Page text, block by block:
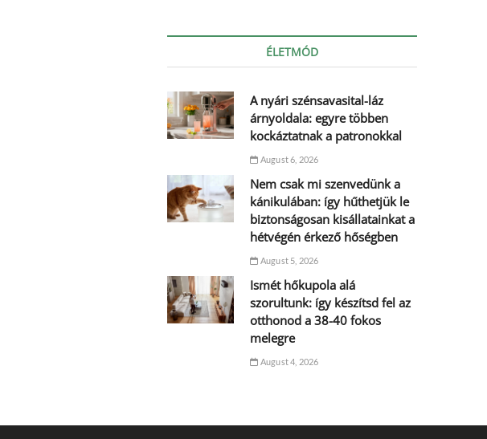
ÉLETMÓD
A nyári szénsavasital-láz
árnyoldala: egyre többen
kockáztatnak a patronokkal
August 6, 2026
Nem csak mi szenvedünk a
kánikulában: így hűthetjük le
biztonságosan kisállatainkat a
hétvégén érkező hőségben
August 5, 2026
Ismét hőkupola alá
szorultunk: így készítsd fel az
otthonod a 38-40 fokos
melegre
August 4, 2026